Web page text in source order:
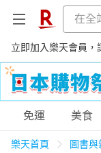
立即加入樂天會員，
購物網分類
免運 美食
樂天首頁 圖書與